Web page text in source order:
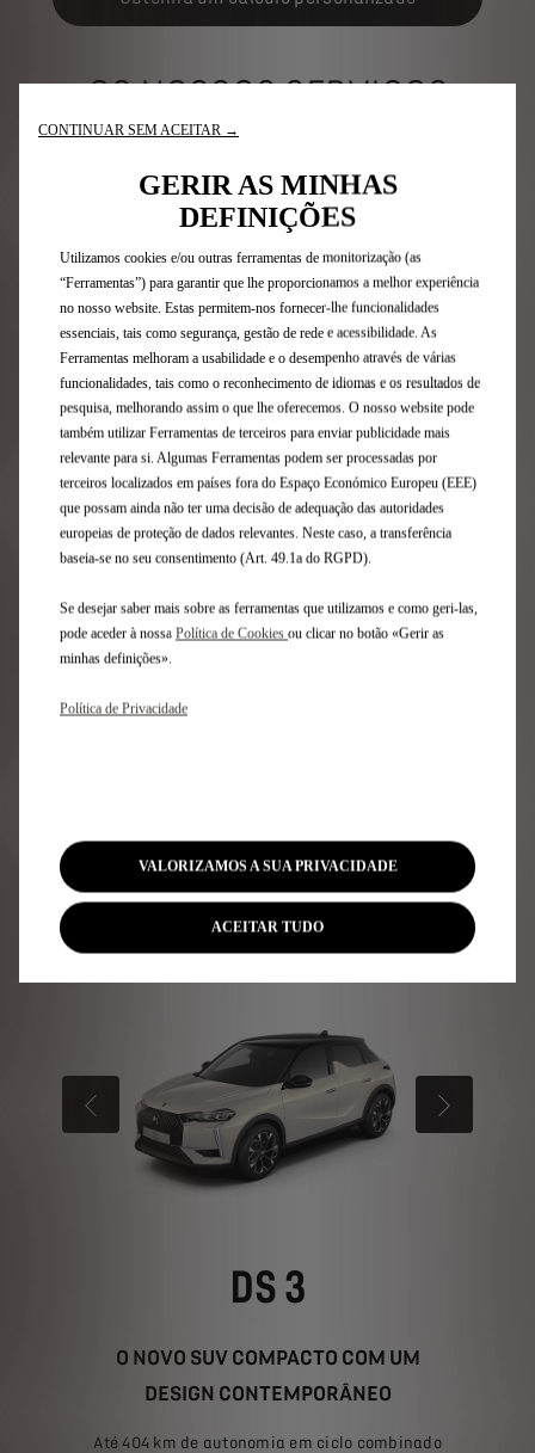
OS NOSSOS SERVIÇOS
ESPECIAIS PARA
EMPRESAS
ANTERIOR PRÓXIMO
GAMA DE VEÍCULOS PARA
PROFISSIONAIS
ANTERIOR
DS 3
O NOVO SUV COMPACTO COM UM
DESIGN CONTEMPORÂNEO
Até 404 km de autonomia em ciclo combinado
PRÓXIMO
CONTINUAR SEM ACEITAR →
GERIR AS MINHAS
DEFINIÇÕES
Utilizamos cookies e/ou outras ferramentas de monitorização (as
“Ferramentas”) para garantir que lhe proporcionamos a melhor experiência
no nosso website. Estas permitem-nos fornecer-lhe funcionalidades
essenciais, tais como segurança, gestão de rede e acessibilidade. As
Ferramentas melhoram a usabilidade e o desempenho através de várias
funcionalidades, tais como o reconhecimento de idiomas e os resultados de
pesquisa, melhorando assim o que lhe oferecemos. O nosso website pode
também utilizar Ferramentas de terceiros para enviar publicidade mais
relevante para si. Algumas Ferramentas podem ser processadas por
terceiros localizados em países fora do Espaço Económico Europeu (EEE)
que possam ainda não ter uma decisão de adequação das autoridades
europeias de proteção de dados relevantes. Neste caso, a transferência
baseia-se no seu consentimento (Art. 49.1a do RGPD).
Se desejar saber mais sobre as ferramentas que utilizamos e como geri-las,
pode aceder à nossa Política de Cookies ou clicar no botão «Gerir as
minhas definições».
Política de Privacidade
VALORIZAMOS A SUA PRIVACIDADE
ACEITAR TUDO